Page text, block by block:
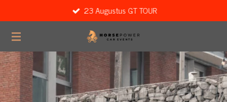
direct
naar
hoofdinhoud
23 Augustus GT TOUR